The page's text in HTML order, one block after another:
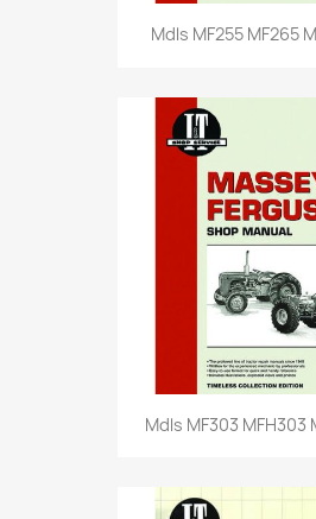
Mdls MF255 MF265
Mdls MF303 MFH303